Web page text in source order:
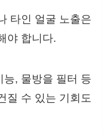
타인 얼굴 노출은
야 합니다.
능, 물방을 필터 등
질 수 있는 기회도